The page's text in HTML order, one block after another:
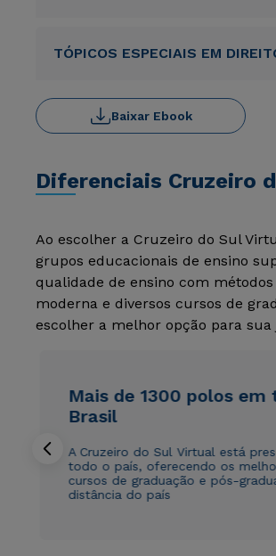
TÓPICOS ESPECIAIS EM
Baixar Ebook
Diferenciais Cruzeiro
Ao escolher a Cruzeiro do Sul
grupos educacionais de ensino
qualidade de ensino com
moderna e diversos cursos de
escolher a melhor opção para
Mais de 1300 polos em
Brasil
A Cruzeiro do Sul Virtual está
todo o país, oferecendo os
cursos de graduação e pós-
distância do país